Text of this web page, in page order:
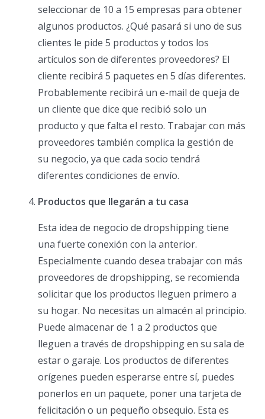
seleccionar de 10 a 15 empresas para obtener
algunos productos. ¿Qué pasará si uno de sus
clientes le pide 5 productos y todos los
artículos son de diferentes proveedores? El
cliente recibirá 5 paquetes en 5 días diferentes.
Probablemente recibirá un e-mail de queja de
un cliente que dice que recibió solo un
producto y que falta el resto. Trabajar con más
proveedores también complica la gestión de
su negocio, ya que cada socio tendrá
diferentes condiciones de envío.
Productos que llegarán a tu casa
Esta idea de negocio de dropshipping tiene
una fuerte conexión con la anterior.
Especialmente cuando desea trabajar con más
proveedores de dropshipping, se recomienda
solicitar que los productos lleguen primero a
su hogar. No necesitas un almacén al principio.
Puede almacenar de 1 a 2 productos que
lleguen a través de dropshipping en su sala de
estar o garaje. Los productos de diferentes
orígenes pueden esperarse entre sí, puedes
ponerlos en un paquete, poner una tarjeta de
felicitación o un pequeño obsequio. Esta es